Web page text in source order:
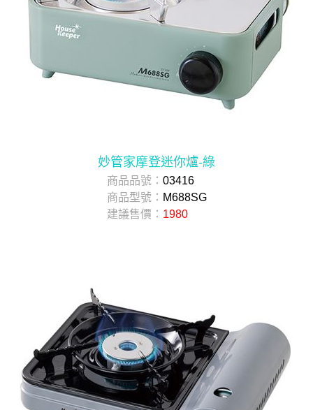
妙管家摩登迷你爐-綠
商品品號： 03416
商品型號： M688SG
建議售價： 1980